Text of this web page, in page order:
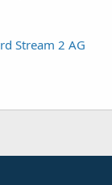
Stream 2 AG